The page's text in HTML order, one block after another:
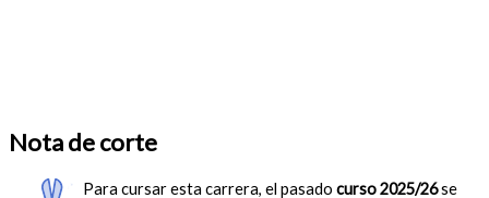
Nota de corte
Para cursar esta carrera, el pasado curso 2025/26se